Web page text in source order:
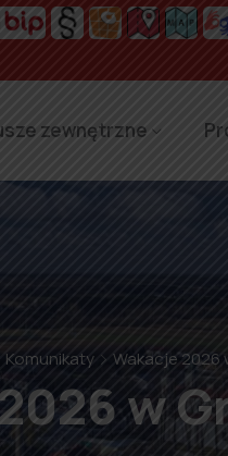
zewnętrzne
Komunikaty Wakacje 2026
w